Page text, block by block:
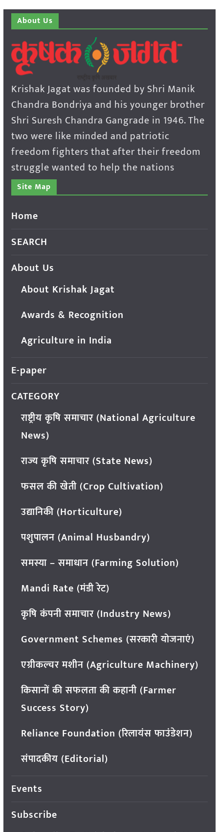
About Us
Krishak Jagat was founded by Shri Manik
Chandra Bondriya and his younger brother
Shri Suresh Chandra Gangrade in 1946. The
two were like minded and patriotic
freedom fighters that after their freedom
struggle wanted to help the nations
Site Map
Home
SEARCH
About Us
About Krishak Jagat
Awards & Recognition
Agriculture in India
E-paper
CATEGORY
राष्ट्रीय कृषि समाचार (National Agriculture
News)
राज्य कृषि समाचार (State News)
फसल की खेती (Crop Cultivation)
उद्यानिकी (Horticulture)
पशुपालन (Animal Husbandry)
समस्या – समाधान (Farming Solution)
Mandi Rate (मंडी रेट)
कृषि कंपनी समाचार (Industry News)
Government Schemes (सरकारी योजनाएं)
एग्रीकल्चर मशीन (Agriculture Machinery)
किसानों की सफलता की कहानी (Farmer
Success Story)
Reliance Foundation (रिलायंस फाउंडेशन)
संपादकीय (Editorial)
Events
Subscribe